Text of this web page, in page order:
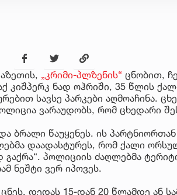
„კრიმი-პლზენის“ ცნობით,
კიშპერკ ნად ოჰრიში, 35 წლის
სავსე პარკები აღმოაჩინა.
ვარაუდობს, რომ ცხედარი
ბრალი წაუყენეს. ის
დაადასტურეს, რომ ქალი
პოლიციის ძაღლებმა
ნეშტი ვერ იპოვეს.
დედას 15-დან 20 წლამდე ან